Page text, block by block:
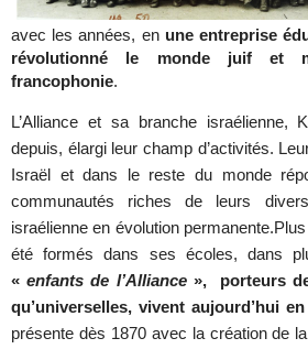
avec les années, en une entreprise
révolutionné le monde juif et
francophonie.
L’Alliance et sa branche israélienne,
depuis, élargi leur champ d’activités.
Israël et dans le reste du monde
communautés riches de leurs
israélienne en évolution permanente.
été formés dans ses écoles, dans
«enfants de l’Alliance», porteurs
qu’universelles, vivent aujourd’hui
présente dès 1870 avec la création de